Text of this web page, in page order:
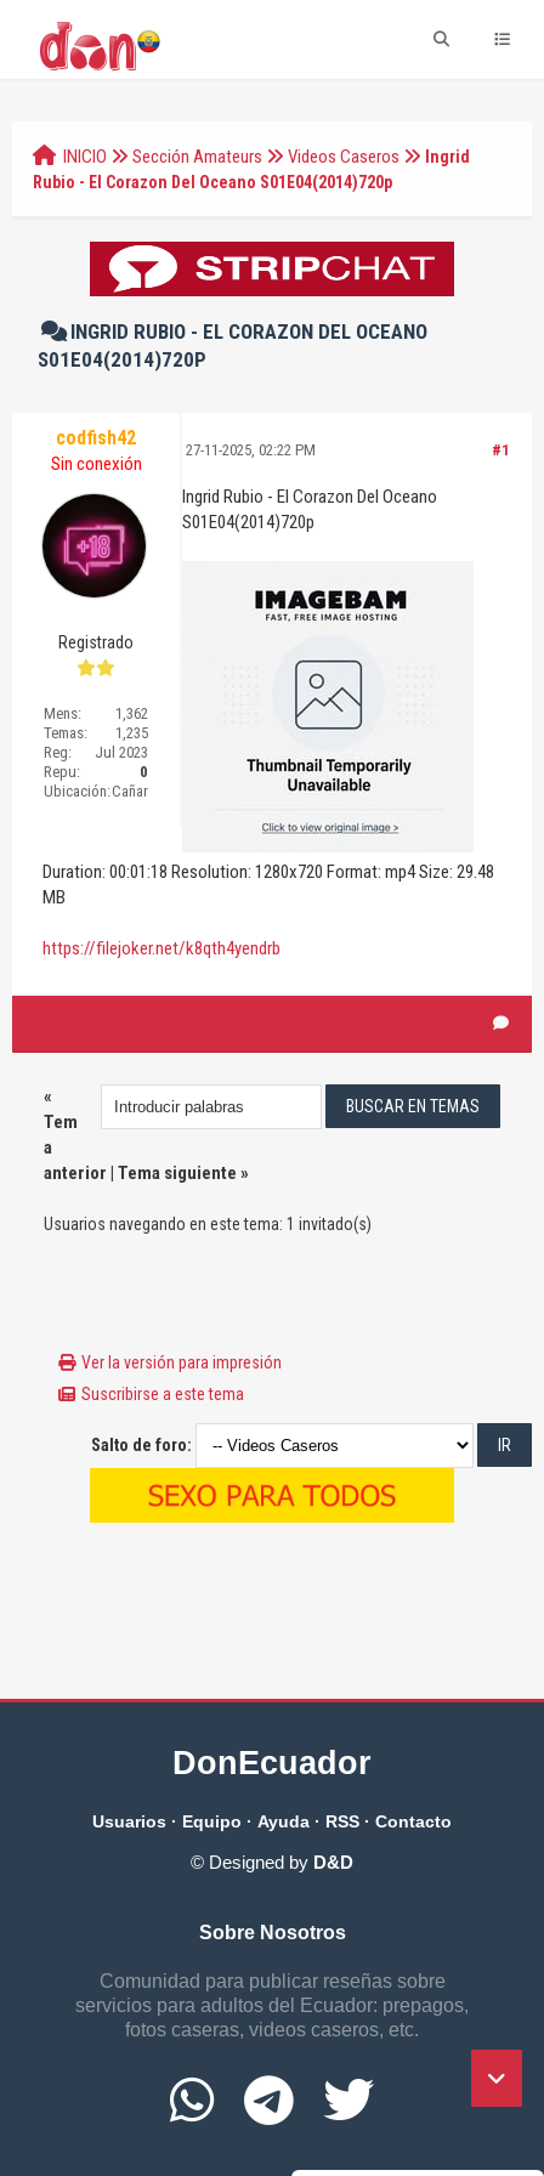
INICIO Sección Amateurs Videos Caseros
Ingrid
Rubio - El Corazon Del Oceano S01E04(2014)720p
INGRID RUBIO - EL CORAZON DEL OCEANO
S01E04(2014)720P
codfish42
Sin conexión
Registrado
Mens:
1,362
Temas:
1,235
Reg:
Jul 2023
Repu:
0
Ubicación:Cañar
#1
27-11-2025, 02:22 PM
Ingrid Rubio - El Corazon Del Oceano
S01E04(2014)720p
Duration: 00:01:18 Resolution: 1280x720 Format: mp4 Size: 29.48
MB
https://filejoker.net/k8qth4yendrb
«
Tem
a
anterior | Tema siguiente »
Usuarios navegando en este tema: 1 invitado(s)
Ver la versión para impresión
Suscribirse a este tema
Salto de foro:
DonEcuador
Usuarios · Equipo · Ayuda · RSS · Contacto
© Designed by D&D
Sobre Nosotros
Comunidad para publicar reseñas sobre
servicios para adultos del Ecuador: prepagos,
fotos caseras, videos caseros, etc.